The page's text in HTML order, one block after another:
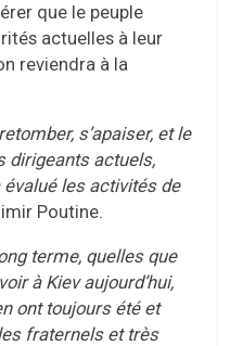
que le peuple
actuelles à leur
reviendra à la
s’apaiser, et le
dirigeants actuels,
évalué les activités de
Poutine.
terme, quelles que
à Kiev aujourd’hui,
ont toujours été et
fraternels et très